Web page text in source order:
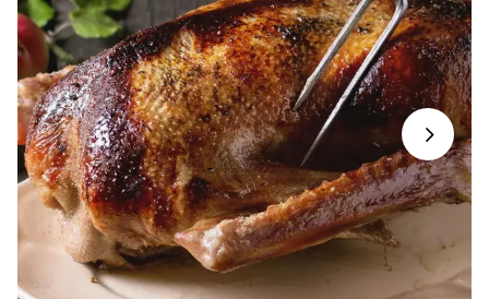
Next